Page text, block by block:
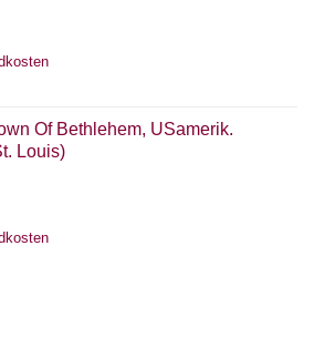
Of Bethlehem, USamerik.
Louis)